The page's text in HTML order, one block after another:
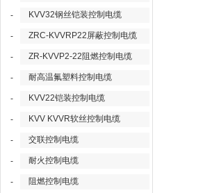
- KVV32钢丝铠装控制电缆
- ZRC-KVVRP22屏蔽控制电缆
- ZR-KVVP2-22阻燃控制电缆
- 耐高温氟塑料控制电缆
- KVV22铠装控制电缆
- KVV KVVR软丝控制电缆
- 交联控制电缆
- 耐火控制电缆
- 阻燃控制电缆